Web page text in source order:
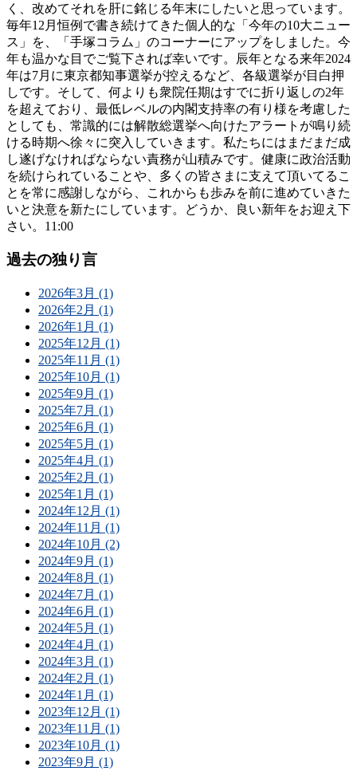
く、改めてそれを肝に銘じる年末にしたいと思っています。
毎年12月恒例で書き続けてきた個人的な「今年の10大ニュー
ス」を、「手塚コラム」のコーナーにアップをしました。今
年も温かな目でご覧下されば幸いです。辰年となる来年2024
年は7月に東京都知事選挙が控えるなど、各級選挙が目白押
しです。そして、何よりも衆院任期はすでに折り返しの2年
を超えており、最低レベルの内閣支持率の有り様を考慮した
としても、常識的には解散総選挙へ向けたアラートが鳴り続
ける時期へ徐々に突入していきます。私たちにはまだまだ成
し遂げなければならない責務が山積みです。健康に政治活動
を続けられていることや、多くの皆さまに支えて頂いてるこ
とを常に感謝しながら、これからも歩みを前に進めていきた
いと決意を新たにしています。どうか、良い新年をお迎え下
さい。11:00
過去の独り言
2026年3月 (1)
2026年2月 (1)
2026年1月 (1)
2025年12月 (1)
2025年11月 (1)
2025年10月 (1)
2025年9月 (1)
2025年7月 (1)
2025年6月 (1)
2025年5月 (1)
2025年4月 (1)
2025年2月 (1)
2025年1月 (1)
2024年12月 (1)
2024年11月 (1)
2024年10月 (2)
2024年9月 (1)
2024年8月 (1)
2024年7月 (1)
2024年6月 (1)
2024年5月 (1)
2024年4月 (1)
2024年3月 (1)
2024年2月 (1)
2024年1月 (1)
2023年12月 (1)
2023年11月 (1)
2023年10月 (1)
2023年9月 (1)